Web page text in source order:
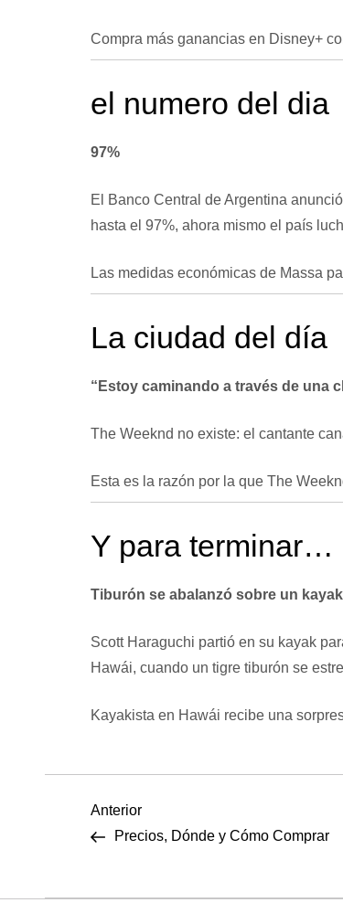
Compra más ganancias en Disney+
el numero del dia
97%
El Banco Central de Argentina
hasta el 97%, ahora mismoel país
Las medidas económicas de Massa
La ciudad del día
“Estoy caminando a través de una
The Weeknd no existe: el cantante
Esta es la razón por la que The
Y para terminar…
Tiburón se abalanzó sobre un
Scott Haraguchi partió en su kayak
Hawái, cuando un tigre tiburón se
Kayakista en Hawái recibe una
N
v
Entrada
anterior
Anterior
Precios, Dónde y Cómo Comprar